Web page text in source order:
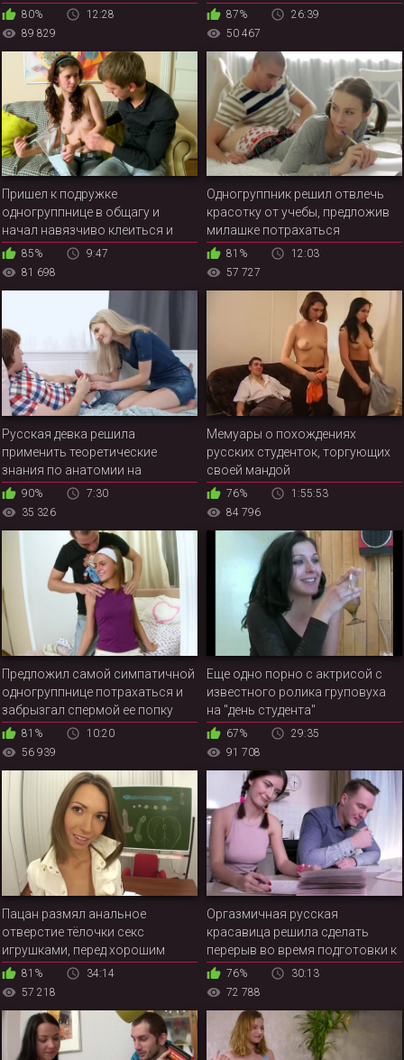
потрахался с симпатичной
одногруппницей
80%
12:28
89 829
87%
26:39
50 467
Пришел к подружке
одногруппнице в общагу и
начал навязчиво клеиться и
лезть в трусики
85%
9:47
81 698
Одногруппник решил отвлечь
красотку от учебы, предложив
милашке потрахаться
81%
12:03
57 727
Русская девка решила
применить теоретические
знания по анатомии на
практике, трахнувшись с
одногруппником
90%
7:30
35 326
Мемуары о похождениях
русских студенток, торгующих
своей мандой
76%
1:55:53
84 796
Предложил самой симпатичной
одногруппнице потрахаться и
забрызгал спермой ее попку
81%
10:20
56 939
Еще одно порно c актрисой с
известного ролика груповуха
на "день студента"
67%
29:35
91 708
Пацан размял анальное
отверстие тёлочки секс
игрушками, перед хорошим
трахом в задний проход
81%
34:14
57 218
Оргазмичная русская
красавица решила сделать
перерыв во время подготовки к
экзамену, чтобы хорошенько
потрахаться
76%
30:13
72 788